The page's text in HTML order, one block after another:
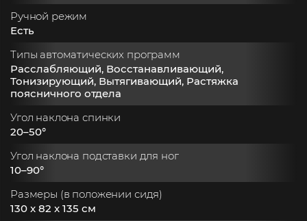
Ручной режим
Есть
Типы автоматических программ
Расслабляющий, Восстанавливающий,
Тонизирующий, Вытягивающий, Растяжка
поясничного отдела
Угол наклона спинки
20–50°
Угол наклона подставки для ног
10–90°
Размеры (в положении сидя)
130 x 82 x 135 см